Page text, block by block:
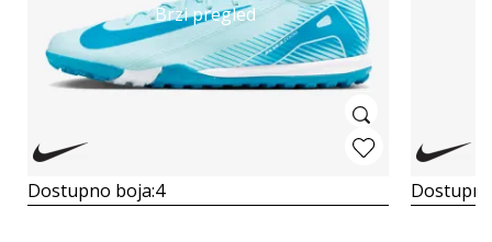
Brzi pregled
Dostupno boja:4